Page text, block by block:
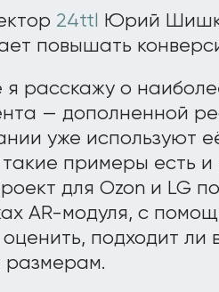
24ttl
Юрий
повышать
расскажу о
— дополненной
уже используют
примеры есть и
для Ozon и LG
AR-модуля, с
подходит
размерам.